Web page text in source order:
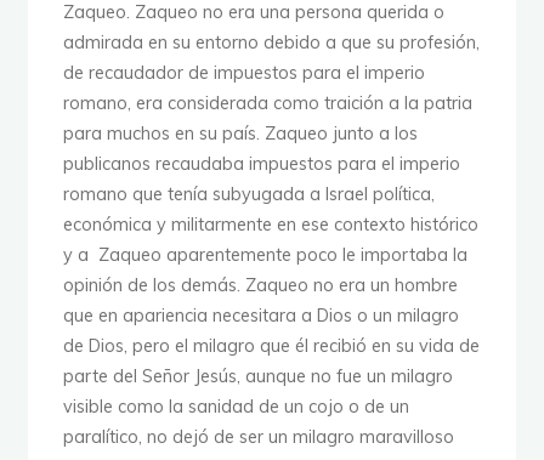
en
tentación.”"
Zaqueo. Zaqueo no era una persona querida o
admirada en su entorno debido a que su profesión,
de recaudador de impuestos para el imperio
romano, era considerada como traición a la patria
para muchos en su país. Zaqueo junto a los
publicanos recaudaba impuestos para el imperio
romano que tenía subyugada a Israel política,
económica y militarmente en ese contexto histórico
y a Zaqueo aparentemente poco le importaba la
opinión de los demás. Zaqueo no era un hombre
que en apariencia necesitara a Dios o un milagro
de Dios, pero el milagro que él recibió en su vida de
parte del Señor Jesús, aunque no fue un milagro
visible como la sanidad de un cojo o de un
paralítico, no dejó de ser un milagro maravilloso